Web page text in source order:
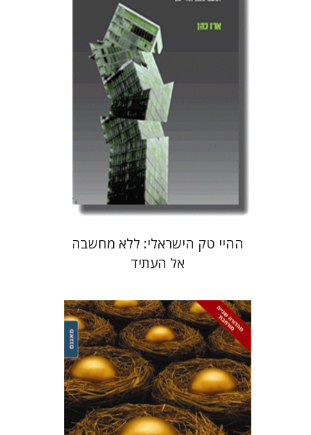
ארז כהן
הנחת אתר ספר מודפס
$28
$25
ההיי טק הישראלי: ללא מחשבה
אל העתיד
חיים לוי גיא קפלנסקי